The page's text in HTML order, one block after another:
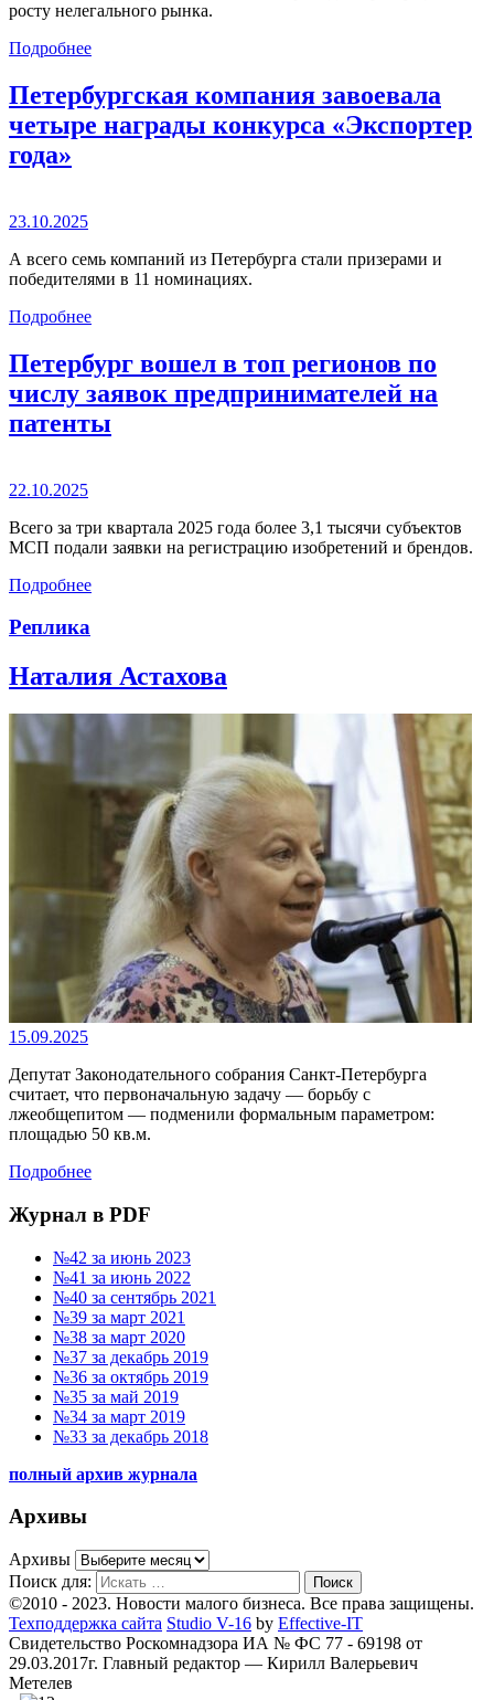
росту нелегального рынка.
Подробнее
Петербургская компания завоевала
четыре награды конкурса «Экспортер
года»
23.10.2025
А всего семь компаний из Петербурга стали призерами и
победителями в 11 номинациях.
Подробнее
Петербург вошел в топ регионов по
числу заявок предпринимателей на
патенты
22.10.2025
Всего за три квартала 2025 года более 3,1 тысячи субъектов
МСП подали заявки на регистрацию изобретений и брендов.
Подробнее
Реплика
Наталия Астахова
15.09.2025
Депутат Законодательного собрания Санкт-Петербурга
считает, что первоначальную задачу — борьбу с
лжеобщепитом — подменили формальным параметром:
площадью 50 кв.м.
Подробнее
Журнал в PDF
№42 за июнь 2023
№41 за июнь 2022
№40 за сентябрь 2021
№39 за март 2021
№38 за март 2020
№37 за декабрь 2019
№36 за октябрь 2019
№35 за май 2019
№34 за март 2019
№33 за декабрь 2018
полный архив журнала
Архивы
Архивы
Поиск для:
Поиск
©2010 - 2023. Новости малого бизнеса. Все права защищены.
Техподдержка сайта Studio V-16 by Effective-IT
Свидетельство Роскомнадзора ИА № ФС 77 - 69198 от
29.03.2017г.